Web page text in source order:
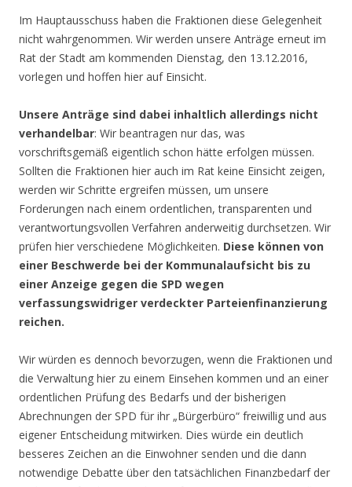
Im Hauptausschuss haben die Fraktionen diese Gelegenheit
nicht wahrgenommen. Wir werden unsere Anträge erneut im
Rat der Stadt am kommenden Dienstag, den 13.12.2016,
vorlegen und hoffen hier auf Einsicht.
Unsere Anträge sind dabei inhaltlich allerdings nicht
verhandelbar: Wir beantragen nur das, was
vorschriftsgemäß eigentlich schon hätte erfolgen müssen.
Sollten die Fraktionen hier auch im Rat keine Einsicht zeigen,
werden wir Schritte ergreifen müssen, um unsere
Forderungen nach einem ordentlichen, transparenten und
verantwortungsvollen Verfahren anderweitig durchsetzen. Wir
prüfen hier verschiedene Möglichkeiten. Diese können von
einer Beschwerde bei der Kommunalaufsicht bis zu
einer Anzeige gegen die SPD wegen
verfassungswidriger verdeckter Parteienfinanzierung
reichen.
Wir würden es dennoch bevorzugen, wenn die Fraktionen und
die Verwaltung hier zu einem Einsehen kommen und an einer
ordentlichen Prüfung des Bedarfs und der bisherigen
Abrechnungen der SPD für ihr „Bürgerbüro“ freiwillig und aus
eigener Entscheidung mitwirken. Dies würde ein deutlich
besseres Zeichen an die Einwohner senden und die dann
notwendige Debatte über den tatsächlichen Finanzbedarf der